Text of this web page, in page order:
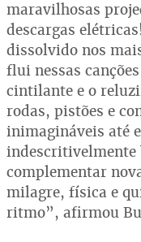
maravilhosas
descargas
dissolvido nos
flui nessas
cintilante e o
rodas, pistões e
inimagináveis até
indescritivelmente
complementar
milagre, física e
ritmo”, afirmou